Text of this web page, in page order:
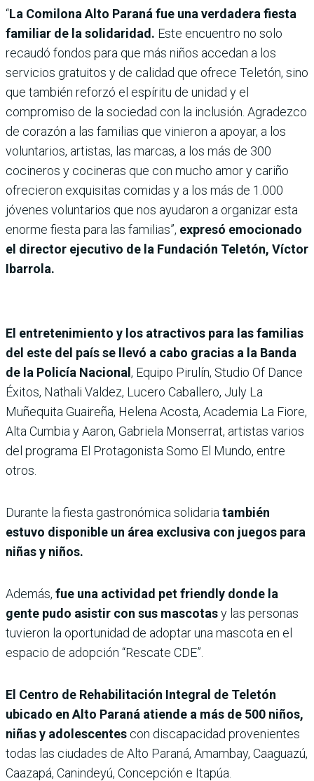
“La Comilona Alto Paraná fue una verdadera fiesta
familiar de la solidaridad. Este encuentro no solo
recaudó fondos para que más niños accedan a los
servicios gratuitos y de calidad que ofrece Teletón, sino
que también reforzó el espíritu de unidad y el
compromiso de la sociedad con la inclusión. Agradezco
de corazón a las familias que vinieron a apoyar, a los
voluntarios, artistas, las marcas, a los más de 300
cocineros y cocineras que con mucho amor y cariño
ofrecieron exquisitas comidas y a los más de 1.000
jóvenes voluntarios que nos ayudaron a organizar esta
enorme fiesta para las familias”, expresó emocionado
el director ejecutivo de la Fundación Teletón, Víctor
Ibarrola.
El entretenimiento y los atractivos para las familias
del este del país se llevó a cabo gracias a la Banda
de la Policía Nacional, Equipo Pirulín, Studio Of Dance
Éxitos, Nathali Valdez, Lucero Caballero, July La
Muñequita Guaireña, Helena Acosta, Academia La Fiore,
Alta Cumbia y Aaron, Gabriela Monserrat, artistas varios
del programa El Protagonista Somo El Mundo, entre
otros.
Durante la fiesta gastronómica solidaria también
estuvo disponible un área exclusiva con juegos para
niñas y niños.
Además, fue una actividad pet friendly donde la
gente pudo asistir con sus mascotasy las personas
tuvieron la oportunidad de adoptar una mascota en el
espacio de adopción “Rescate CDE”.
El Centro de Rehabilitación Integral de Teletón
ubicado en Alto Paraná atiende a más de 500 niños,
niñas y adolescentes con discapacidad provenientes
todas las ciudades de Alto Paraná, Amambay, Caaguazú,
Caazapá, Canindeyú, Concepción e Itapúa.